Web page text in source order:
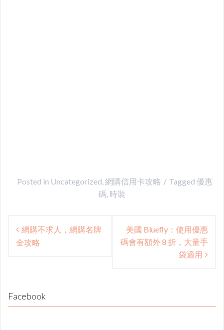
Posted in Uncategorized,網購信用卡攻略 Tagged 優惠
碼, 時裝
Post
navigation
網購不求人，網購名牌
全攻略
美國 Bluefly：使用優惠
碼會有額外 8 折，大量手
袋適用
Facebook